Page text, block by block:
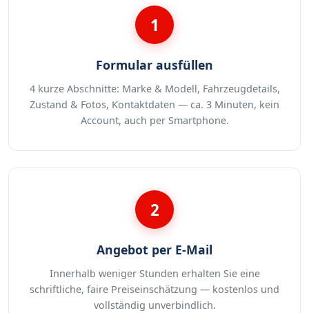
1
Formular ausfüllen
4 kurze Abschnitte: Marke & Modell, Fahrzeugdetails,
Zustand & Fotos, Kontaktdaten — ca. 3 Minuten, kein
Account, auch per Smartphone.
2
Angebot per E-Mail
Innerhalb weniger Stunden erhalten Sie eine
schriftliche, faire Preiseinschätzung — kostenlos und
vollständig unverbindlich.